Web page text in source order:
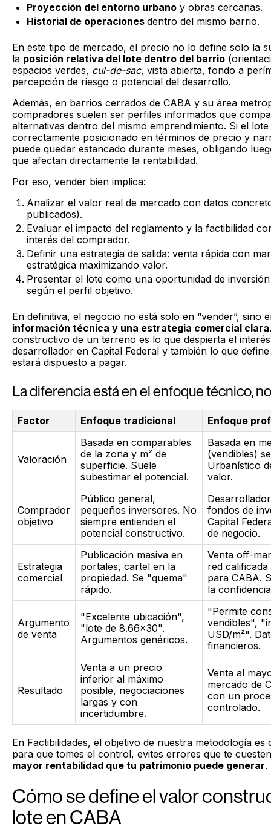
Proyección del entorno urbano y obras cercanas.
Historial de operaciones dentro del mismo barrio.
En este tipo de mercado, el precio no lo define solo la
la posición relativa del lote dentro del barrio
espacios verdes, cul-de-sac, vista abierta, fondo a
percepción de riesgo o potencial del desarrollo.
Además, en barrios cerrados de CABA y su área
compradores suelen ser perfiles informados que
alternativas dentro del mismo emprendimiento. Si el
correctamente posicionado en términos de precio y
puede quedar estancado durante meses, obligando
que afectan directamente la rentabilidad.
Por eso, vender bien implica:
Analizar el valor real de mercado con datos
publicados).
Evaluar el impacto del reglamento y la factibilidad
interés del comprador.
Definir una estrategia de salida: venta rápida con
estratégica maximizando valor.
Presentar el lote como una oportunidad de
según el perfil objetivo.
En definitiva, el negocio no está solo en “vender”, sino
información técnica y una estrategia comercial clara
constructivo de un terreno es lo que despierta el
desarrollador en Capital Federal y también lo que
estará dispuesto a pagar.
La diferencia está en el enfoque técnico,
Factor Enfoque tradicional Enfoque
Valoración
Basada en comparables
de la zona y m² de
superficie. Suele
subestimar el potencial.
Basada en
(vendibles)
Urbanístico
valor.
Comprador
objetivo
Público general,
pequeños inversores. No
siempre entienden el
potencial constructivo.
fondos de
Capital
de negocio.
Estrategia
comercial
Publicación masiva en
portales, cartel en la
propiedad. Se "quema"
rápido.
Venta off-
red
para CABA.
la
Argumento
de venta
"Excelente ubicación",
"lote de 8.66x30".
Argumentos genéricos.
"Permite
vendibles",
USD/m²".
financieros.
Resultado
Venta a un precio
inferior al máximo
posible, negociaciones
largas y con
incertidumbre.
Venta al
mercado de
con un
controlado.
En Factibilidades, el objetivo de nuestra metodología es
para que tomes el control, evites errores que te
mayor rentabilidad que tu patrimonio puede generar.
Cómo se define el valor
lote en CABA